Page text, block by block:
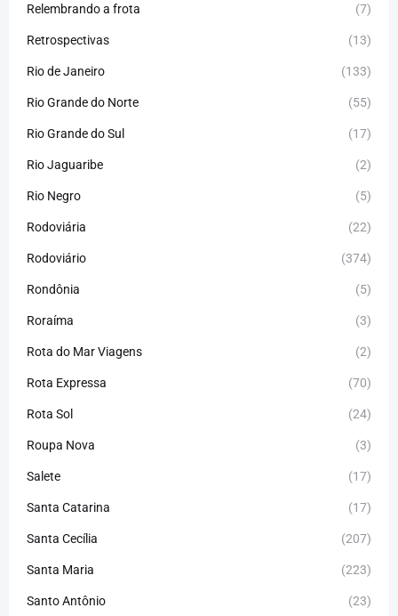
Relembrando a frota (7)
Retrospectivas (13)
Rio de Janeiro (133)
Rio Grande do Norte (55)
Rio Grande do Sul (17)
Rio Jaguaribe (2)
Rio Negro (5)
Rodoviária (22)
Rodoviário (374)
Rondônia (5)
Roraíma (3)
Rota do Mar Viagens (2)
Rota Expressa (70)
Rota Sol (24)
Roupa Nova (3)
Salete (17)
Santa Catarina (17)
Santa Cecília (207)
Santa Maria (223)
Santo Antônio (23)